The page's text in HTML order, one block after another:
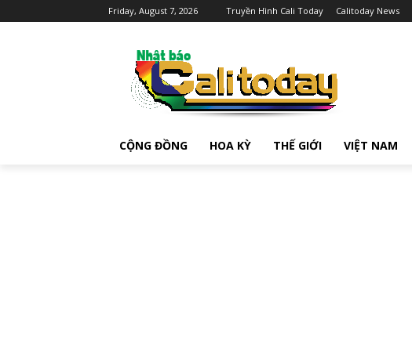
Friday, August 7, 2026 Truyền Hình Cali Today Calitoday News
CỘNG ĐỒNG HOA KỲ THẾ GIỚI VIỆT NAM